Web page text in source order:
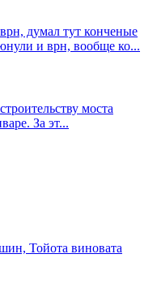
думал тут конченые
и врн, вообще ко...
моста
За эт...
Тойота виновата